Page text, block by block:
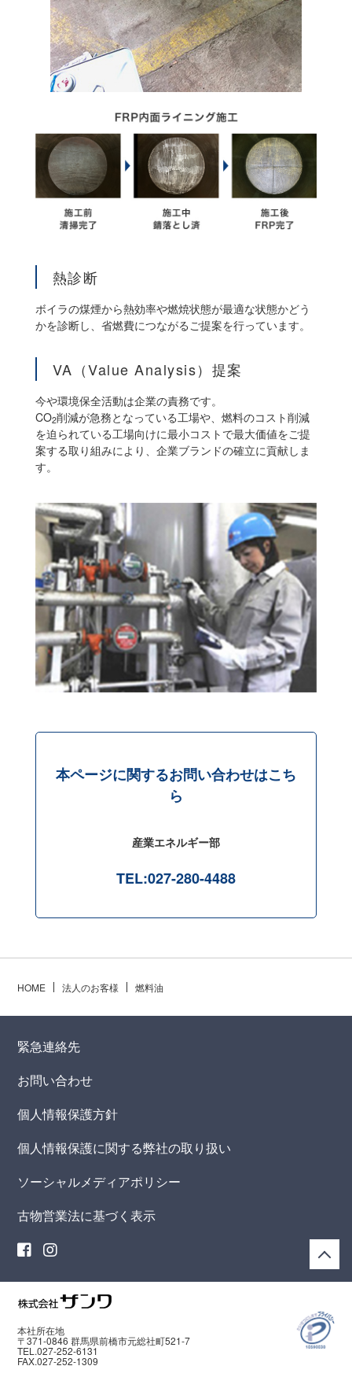
熱診断
ボイラの煤煙から熱効率や燃焼状態が最適な状態かどう
かを診断し、省燃費につながるご提案を行っています。
VA（Value Analysis）提案
今や環境保全活動は企業の責務です。
CO2削減が急務となっている工場や、燃料のコスト削減
を迫られている工場向けに最小コストで最大価値をご提
案する取り組みにより、企業ブランドの確立に貢献しま
す。
本ページに関するお問い合わせはこち
ら
産業エネルギー部
TEL:027-280-4488
HOME 法人のお客様 燃料油
緊急連絡先
お問い合わせ
個人情報保護方針
個人情報保護に関する弊社の取り扱い
ソーシャルメディアポリシー
古物営業法に基づく表示
本社所在地
〒371-0846 群馬県前橋市元総社町521-7
TEL.027-252-6131
FAX.027-252-1309